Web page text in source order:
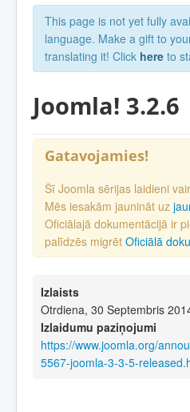
This page is not yet fully
language. Make a gift to
translating it! Click here to
Joomla! 3.2.6
Gatavojamies!
Šī Joomla sērijas laidieni
Mēs iesakām jaunināt uz
Oficiālajā dokumentācijā ir
palīdzēs migrēt Oficiālā
Izlaists
Otrdiena, 30 Septembris
Izlaidumu paziņojumi
https://www.joomla.org/
5567-joomla-3-3-5-